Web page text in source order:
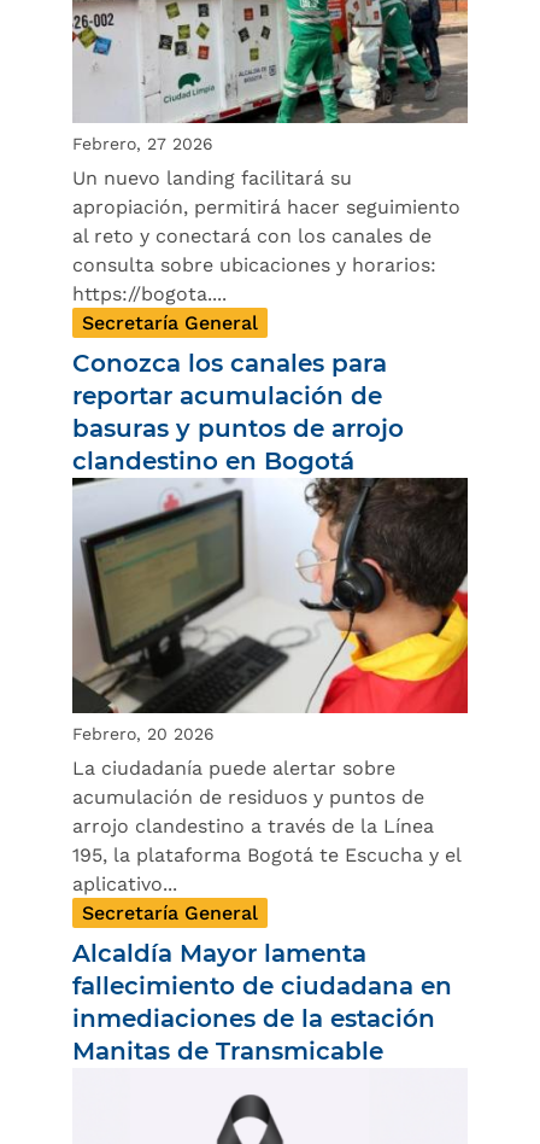
Febrero, 27 2026
Un nuevo landing facilitará su
apropiación, permitirá hacer seguimiento
al reto y conectará con los canales de
consulta sobre ubicaciones y horarios:
https://bogota....
Secretaría General
Conozca los canales para
reportar acumulación de
basuras y puntos de arrojo
clandestino en Bogotá
Febrero, 20 2026
La ciudadanía puede alertar sobre
acumulación de residuos y puntos de
arrojo clandestino a través de la Línea
195, la plataforma Bogotá te Escucha y el
aplicativo...
Secretaría General
Alcaldía Mayor lamenta
fallecimiento de ciudadana en
inmediaciones de la estación
Manitas de Transmicable